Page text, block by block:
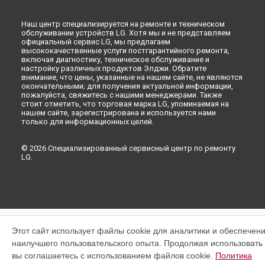
Наш центр специализируется на ремонте и техническом
обслуживании устройств LG. Хотя мы и не представляем
официальный сервис LG, мы предлагаем
высококачественные услуги постгарантийного ремонта,
включая диагностику, техническое обслуживание и
настройку различных продуктов Элджи. Обратите
внимание, что цены, указанные на нашем сайте, не являются
окончательными; для получения актуальной информации,
пожалуйста, свяжитесь с нашими менеджерами. Также
стоит отметить, что торговая марка LG, упоминаемая на
нашем сайте, зарегистрирована и используется нами
только для информационных целей.
© 2026 Специализированный сервисный центр по ремонту
LG.
Этот сайт использует файлы cookie для аналитики и
наилучшего пользовательского опыта. Продолжая использовать
вы соглашаетесь с использованием файлов cookie. Политика